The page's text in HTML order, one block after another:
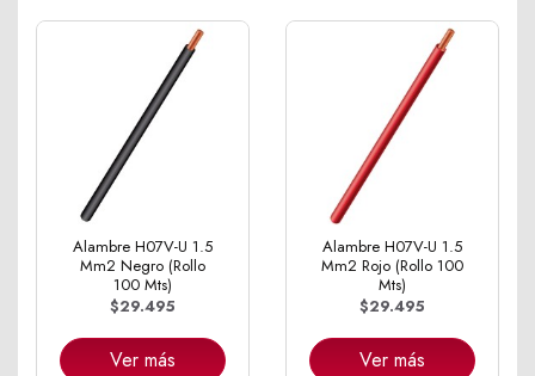
Alambre H07V-U 1.5
Mm2 Negro (Rollo
100 Mts)
$29.495
Ver más
Alambre H07V-U 1.5
Mm2 Rojo (Rollo 100
Mts)
$29.495
Ver más